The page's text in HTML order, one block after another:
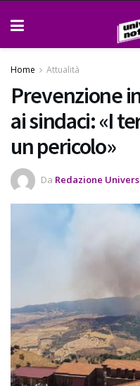
Home Attualità
Prevenzione
ai sindaci: «I
un pericolo»
Da Redazione